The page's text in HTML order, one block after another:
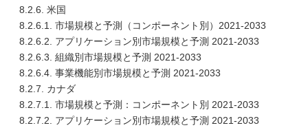
8.2.6. 米国
8.2.6.1. 市場規模と予測（コンポーネント別）2021-2033
8.2.6.2. アプリケーション別市場規模と予測 2021-2033
8.2.6.3. 組織別市場規模と予測 2021-2033
8.2.6.4. 事業機能別市場規模と予測 2021-2033
8.2.7. カナダ
8.2.7.1. 市場規模と予測：コンポーネント別 2021-2033
8.2.7.2. アプリケーション別市場規模と予測 2021-2033